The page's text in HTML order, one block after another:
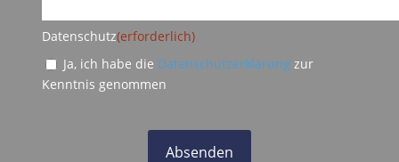
Datenschutz(erforderlich)
Ja, ich habe die Datenschutzerklärung zur
Kenntnis genommen